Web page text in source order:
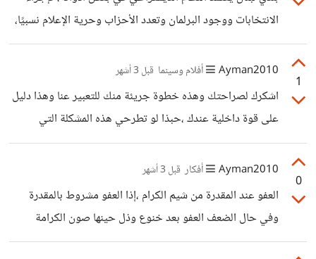
الانتخابات ووجود البرلمان وتعدد الأحزاب وحرية الإعلام نسبيًا،
لكنه لم يصل إلى النتائج المرجوة، لأن ضعف الدولة سمح بتغوّل
زعماء الطوائف على المؤسسات، فتحوّل الولاء في كثير من
الأحيان من الدولة إلى الزعيم، ومن القانون إلى النفوذ. ومع
غياب المحاسبة الحقيقية، وضعف القضاء، واستمرار النظام
الزبائني، بقيت الديمقراطية شكلًا قائمًا دون أن تكتمل روحها
1
Ayman2010 أفلام وسينما قبل 3 أشهر
اشكرك لصراحتك وهذه خطوة جريئة منك للتعبير عنا وهذا دليل
على قوة داخلية عندك ،حبذا لو تطرحي هذه المشكلة التي
واجهتك في مقال تنشريه لو احببتي وكيف تخطيتها بغية الفائدة
حتى لا يقع الفتيات في فخ الابتزاز.
0
Ayman2010 أفكار قبل 3 أشهر
العفو عند المقدرة من شيم الكرام ،إذا العفو مشروط بالمقدرة
وفي حال الضعف العفو بعد خنوع وذل حينها صون الكرامة
واجب .